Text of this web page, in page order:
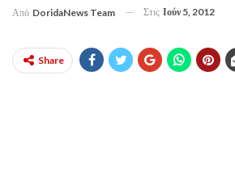
Από DoridaNews Team Στις Ιούν 5, 2012
Share